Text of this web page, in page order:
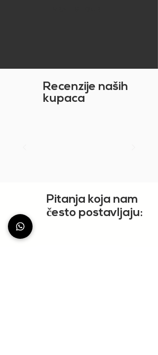
Recenzije naših
kupaca
Pitanja koja nam
često postavljaju: